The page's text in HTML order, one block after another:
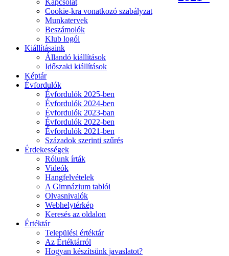
Cookie-kra vonatkozó szabályzat
Munkatervek
Beszámolók
Klub logói
Kiállításaink
Állandó kiállítások
Időszaki kiállítások
Képtár
Évfordulók
Évfordulók 2025-ben
Évfordulók 2024-ben
Évfordulók 2023-ban
Évfordulók 2022-ben
Évfordulók 2021-ben
Századok szerinti szűrés
Érdekességek
Rólunk írták
Videók
Hangfelvételek
A Gimnázium tablói
Olvasnivalók
Webhelytérkép
Keresés az oldalon
Értéktár
Települési értéktár
Az Értéktárról
Hogyan készítsünk javaslatot?